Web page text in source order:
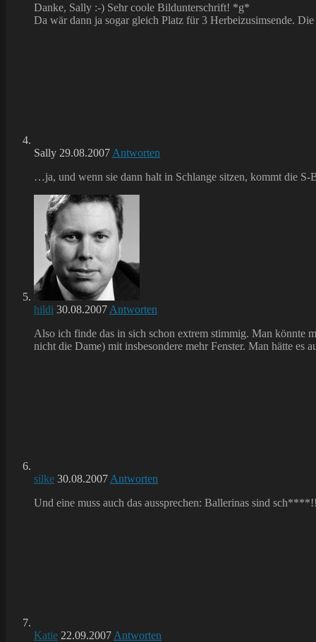
Danke, Sally :-) Sehr coole Bildunterschrift! *g*
Da wär dann ja sogar gleich Platz für 3 Herbeizusimsende.
Sally 29.08.2007 Antworten
…ja, und wenn sie dann halt in Schlange sitzen, kommt die
hildi 30.08.2007 Antworten
Also ich finde das in sich schon extrem stimmig. Man könnte
nicht die Dame) mit insbesondere mehr Fenster. Man hätte es
silke 30.08.2007 Antworten
Und eine muss auch das aussprechen: Ballerinas sind
Katie 22.09.2007 Antworten